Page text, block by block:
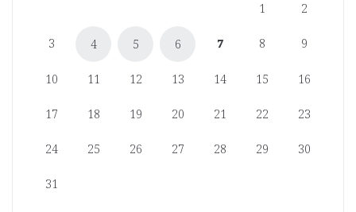
1 2
3 4 5 6 7 8 9
10 11 12 13 14 15 16
17 18 19 20 21 22 23
24 25 26 27 28 29 30
31